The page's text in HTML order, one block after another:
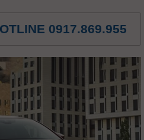
0917.869.955